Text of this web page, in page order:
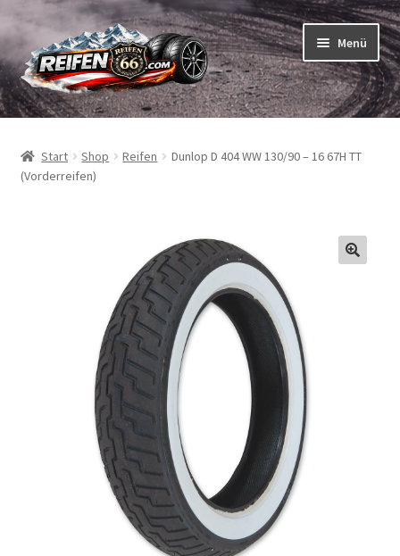
Zur
Navigation
springen
Zum
Inhalt
springen
Menü
Reifen
Schläuche
Start Shop Reifen
Dunlop D 404 WW 130/90 – 16 67H TT
(Vorderreifen)